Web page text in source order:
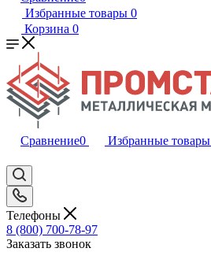
Избранные товары 0
Корзина 0
Сравнение0 Избранные товары
Телефоны
8 (800) 700-78-97
Заказать звонок